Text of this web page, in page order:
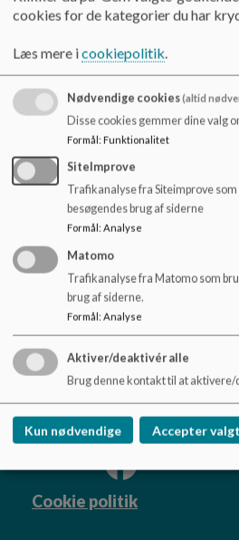
Dokumenter
Vestfjendsskolen
Dåsbjergvej 17, 7800 Skive
87872685
EAN NR.
5798004601617
Tilgængelighedserklæring
Sitemap
Cookie politik
cookies for de kategorier du har
Læs mere icookiepolitik.
Nødvendige cookies(altid
Disse cookies gemmer dine valg
Formål: Funktionalitet
SiteImprove
Trafikanalyse fra Siteimprove
besøgendes brug af siderne
Formål : Analyse
Matomo
Trafikanalyse fra Matomo som
brug af siderne.
Formål: Analyse
Aktiver/deaktivér alle
Brug denne kontakt til at aktivere/
Kun nødvendige Accepter